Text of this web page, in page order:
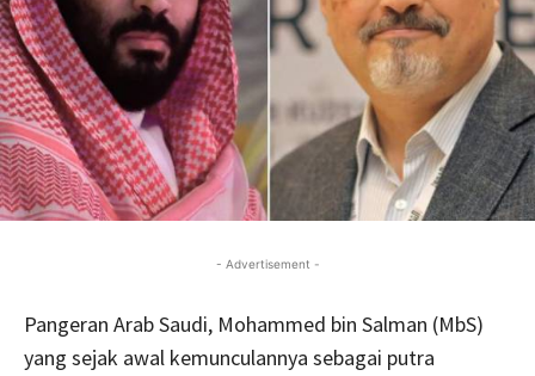
- Advertisement -
Pangeran Arab Saudi, Mohammed bin Salman (MbS)
yang sejak awal kemunculannya sebagai putra